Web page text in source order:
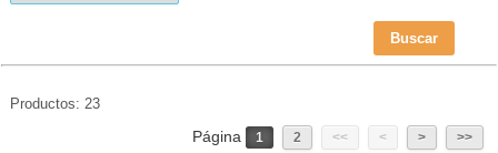
Buscar
Productos: 23
Página 1 2 << < > >>